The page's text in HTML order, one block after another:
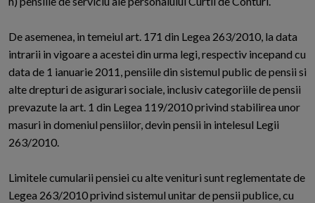
De asemenea, in temeiul art. 171 din Legea 263/2010, la data
intrarii in vigoare a acestei din urma legi, respectiv incepand cu
data de 1 ianuarie 2011, pensiile din sistemul public de pensii si
alte drepturi de asigurari sociale, inclusiv categoriile de pensii
prevazute la art. 1 din Legea 119/2010 privind stabilirea unor
masuri in domeniul pensiilor, devin pensii in intelesul Legii
263/2010.
Limitele cumularii pensiei cu alte venituri sunt reglementate de
Legea 263/2010 privind sistemul unitar de pensii publice, cu